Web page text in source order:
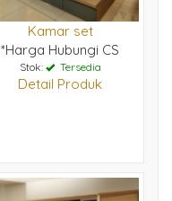
Kamar set
*Harga Hubungi CS
Stok: Tersedia
Detail Produk